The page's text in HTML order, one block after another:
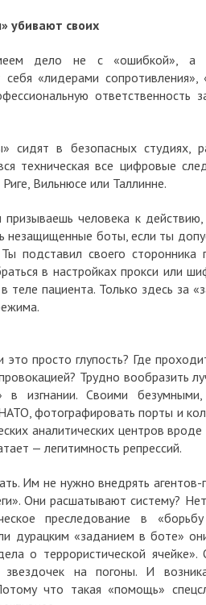
убивают своих
дело не с «ошибкой», а
«лидерами сопротивления»,
ответственность
в безопасных студиях,
техническая все цифровые
Вильнюсе или Таллинне.
человека к
незащищенные боты, если ты
подставил своего сторонника
в настройках прокси или
теле пациента. Только здесь за
просто глупость? Где
Трудно вообразить
в изгнании. Своими безумными,
фотографировать порты и
аналитических центров
— легитимность репрессий.
Им не нужно внедрять агентов-
Они расшатывают систему?
преследование в
дурацким «заданием в боте»
о террористической ячейке».
на погоны. И
что такая «помощь»